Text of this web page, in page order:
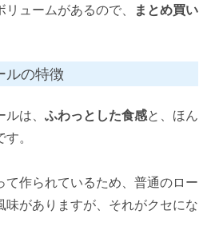
ュームがあるので、
まとめ買い
ルの特徴
は、 ふわっとした食感と、ほん
。
て作られているため、普通のロー
味がありますが、それがクセにな